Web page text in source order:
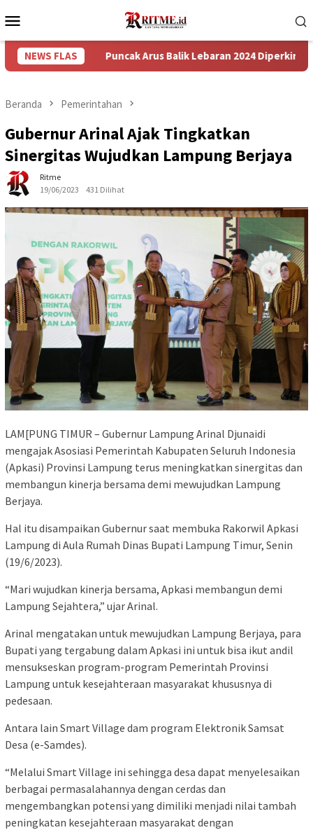
ke
Mobile
NEWS FLAS
Puncak Arus Balik Lebaran 2024 Diperkirakan Hari
Beranda Pemerintahan
Gubernur Arinal Ajak Tingkatkan
Sinergitas Wujudkan Lampung Berjaya
Ritme
19/06/2023
431 Dilihat
LAM[PUNG TIMUR – Gubernur Lampung Arinal Djunaidi
mengajak Asosiasi Pemerintah Kabupaten Seluruh Indonesia
(Apkasi) Provinsi Lampung terus meningkatkan sinergitas dan
membangun kinerja bersama demi mewujudkan Lampung
Berjaya.
Hal itu disampaikan Gubernur saat membuka Rakorwil Apkasi
Lampung di Aula Rumah Dinas Bupati Lampung Timur, Senin
(19/6/2023).
“Mari wujudkan kinerja bersama, Apkasi membangun demi
Lampung Sejahtera,” ujar Arinal.
Arinal mengatakan untuk mewujudkan Lampung Berjaya, para
Bupati yang tergabung dalam Apkasi ini untuk bisa ikut andil
mensukseskan program-program Pemerintah Provinsi
Lampung untuk kesejahteraan masyarakat khususnya di
pedesaan.
Antara lain Smart Village dam program Elektronik Samsat
Desa (e-Samdes).
“Melalui Smart Village ini sehingga desa dapat menyelesaikan
berbagai permasalahannya dengan cerdas dan
mengembangkan potensi yang dimiliki menjadi nilai tambah
peningkatan kesejahteraan masyarakat dengan